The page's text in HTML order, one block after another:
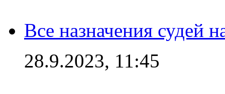
Все назначения судей
28.9.2023, 11:45